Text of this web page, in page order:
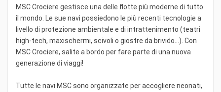
MSC Crociere gestisce una delle flotte più moderne di tutto
il mondo. Le sue navi possiedono le più recenti tecnologie a
livello di protezione ambientale e di intrattenimento (teatri
high-tech, maxischermi, scivoli o giostre da brivido...). Con
MSC Crociere, salite a bordo per fare parte di una nuova
generazione di viaggi!
Tutte le navi MSC sono organizzate per accogliere neonati,